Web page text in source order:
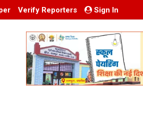
Verify Reporters Sign In